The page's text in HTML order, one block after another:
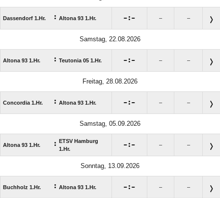
Dassendorf 1.Hr. : Altona 93 1.Hr. : – –
Samstag, 22.08.2026
Altona 93 1.Hr. : Teutonia 05 1.Hr. : – –
Freitag, 28.08.2026
Concordia 1.Hr. : Altona 93 1.Hr. : – –
Samstag, 05.09.2026
Altona 93 1.Hr. : ETSV Hamburg
1.Hr.
: – –
Sonntag, 13.09.2026
Buchholz 1.Hr. : Altona 93 1.Hr. : – –